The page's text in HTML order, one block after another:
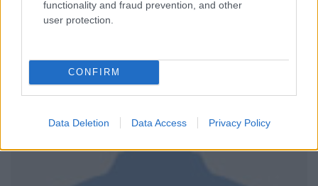
functionality and fraud prevention, and other
user protection.
CONFIRM
Data Deletion Data Access Privacy Policy